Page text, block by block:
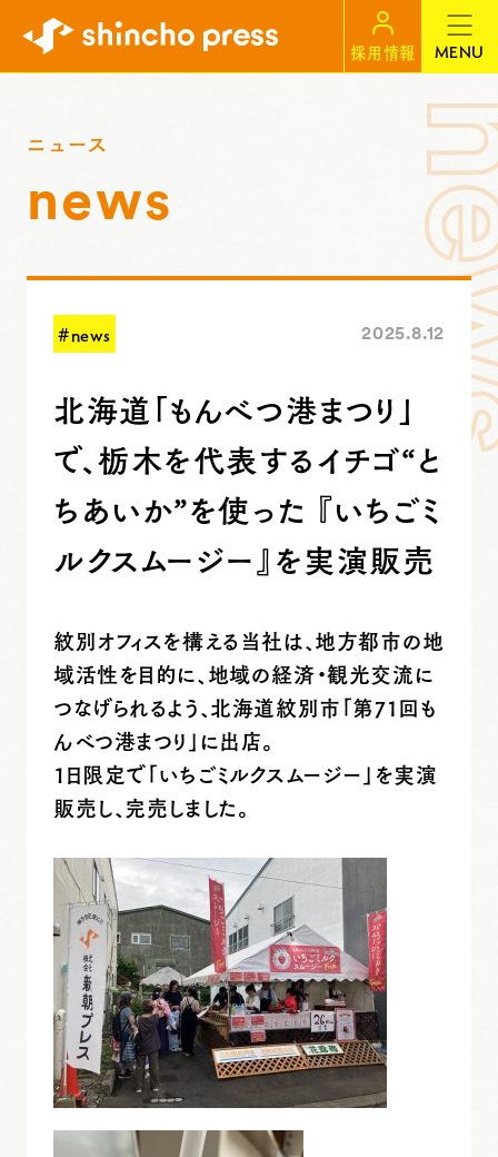
採用情報 MENU
ニュース
news
#news 2025.8.12
北海道「もんべつ港まつり」
で、栃木を代表するイチゴ“と
ちあいか”を使った 『いちごミ
ルクスムージー』を実演販売
紋別オフィスを構える当社は、地方都市の地
域活性を目的に、地域の経済・観光交流に
つなげられるよう、北海道紋別市「第71回も
んべつ港まつり」に出店。
１日限定で「いちごミルクスムージー」を実演
販売し、完売しました。